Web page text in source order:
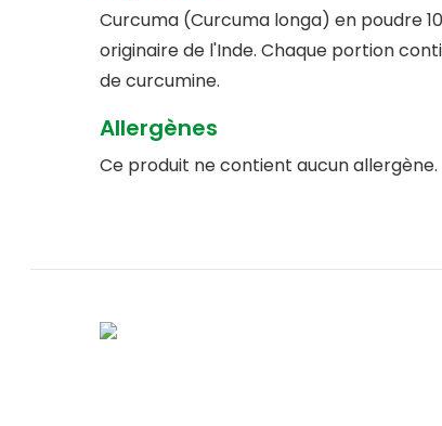
Curcuma (Curcuma longa) en poudre
originaire de l'Inde. Chaque portion
de curcumine.
Allergènes
Ce produit ne contient aucun allergène.